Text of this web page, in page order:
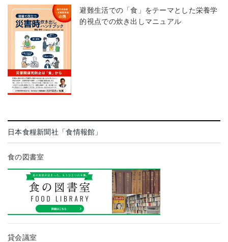
避難生活での「食」をテーマとした栄養学
的視点での炊き出しマニュアル
日本食糧新聞社「食情報館」
食の図書室
貸会議室